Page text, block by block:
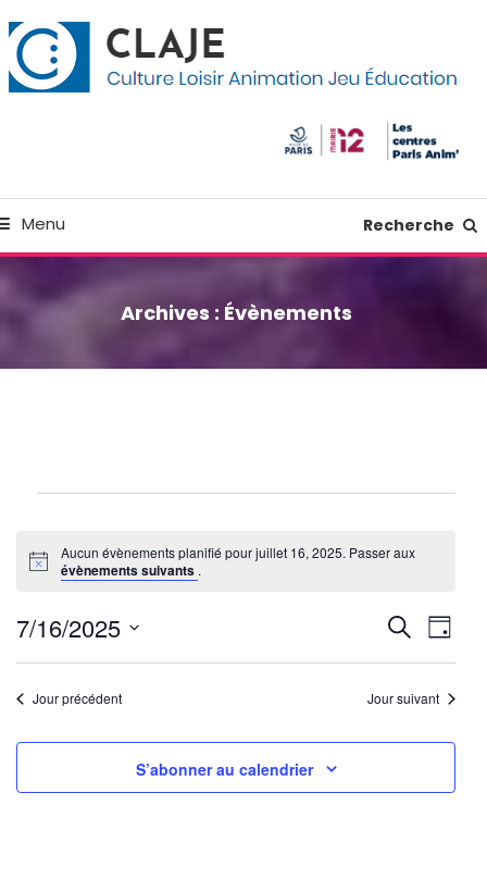
Menu Recherche
Archives : Évènements
juillet
2025
Notice
Aucun évènements planifié pour juillet 16, 2025. Passer aux
évènements suivants .
et
de
vues
Recherche
de
Jour
7/16/2025
Sélectionnez
uneJour précédent Jour suivant
S’abonner au calendrier